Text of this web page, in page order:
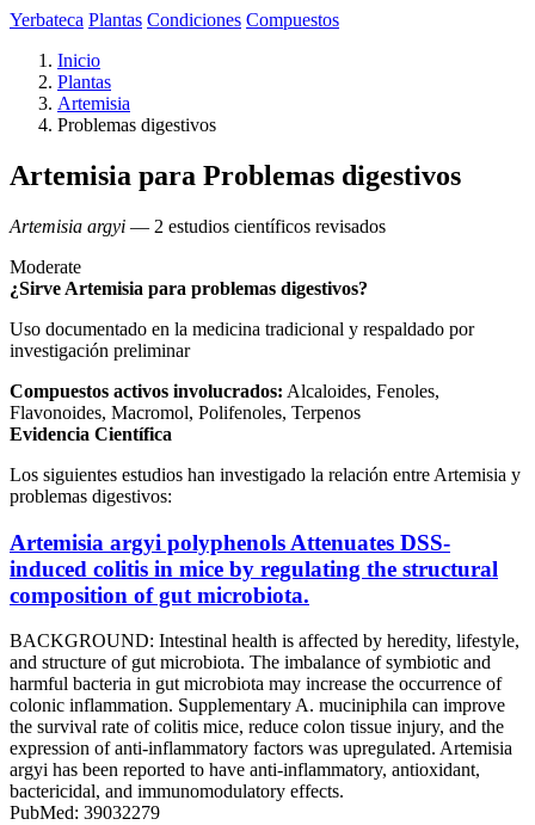
Yerbateca Plantas Condiciones Compuestos
Inicio
Plantas
Artemisia
Problemas digestivos
Artemisia para Problemas digestivos
Artemisia argyi — 2 estudios científicos revisados
Moderate
¿Sirve Artemisia para problemas digestivos?
Uso documentado en la medicina tradicional y respaldado por
investigación preliminar
Compuestos activos involucrados: Alcaloides, Fenoles,
Flavonoides, Macromol, Polifenoles, Terpenos
Evidencia Científica
Los siguientes estudios han investigado la relación entre Artemisia y
problemas digestivos:
Artemisia argyi polyphenols Attenuates DSS-
induced colitis in mice by regulating the structural
composition of gut microbiota.
BACKGROUND: Intestinal health is affected by heredity, lifestyle,
and structure of gut microbiota. The imbalance of symbiotic and
harmful bacteria in gut microbiota may increase the occurrence of
colonic inflammation. Supplementary A. muciniphila can improve
the survival rate of colitis mice, reduce colon tissue injury, and the
expression of anti-inflammatory factors was upregulated. Artemisia
argyi has been reported to have anti-inflammatory, antioxidant,
bactericidal, and immunomodulatory effects.
PubMed: 39032279